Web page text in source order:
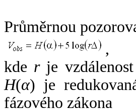
Průměrnou
,
kde rje
H(α) je
fázového zákona